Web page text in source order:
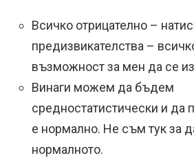
Всичко отрицателно –
предизвикателства –
възможност за мен да се
Винаги можем да бъдем
средностатистически и да
е нормално. Не съм тук за
нормалното.